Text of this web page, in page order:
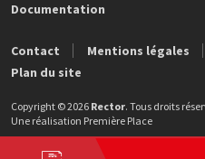
Documentation
Contact Mentions légales
Plan du site
Copyright © 2026 Rector. Tous droits
Une réalisation Première Place